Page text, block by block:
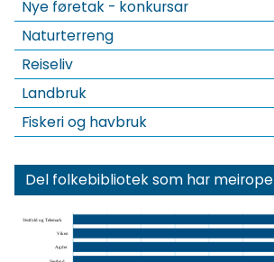
Nye føretak - konkursar
Naturterreng
Reiseliv
Landbruk
Fiskeri og havbruk
Del folkebibliotek som har meirope